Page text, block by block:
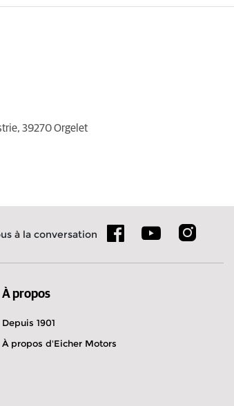
39270 Orgelet
à la conversation
À propos
Depuis 1901
À propos d'Eicher Motors